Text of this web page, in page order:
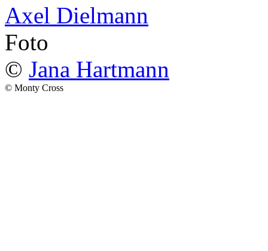
Axel Dielmann
Foto
© Jana Hartmann
© Monty Cross